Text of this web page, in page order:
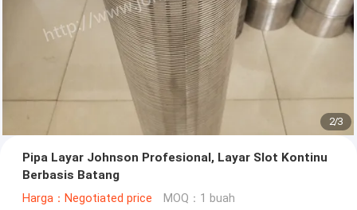
2/3
Pipa Layar Johnson Profesional, Layar Slot Kontinu
Berbasis Batang
Harga：Negotiated price MOQ：1 buah